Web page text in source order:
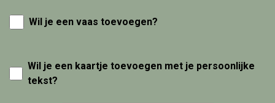
Wil je een vaas toevoegen?
Wil je een kaartje toevoegen met je persoonlijke
tekst?